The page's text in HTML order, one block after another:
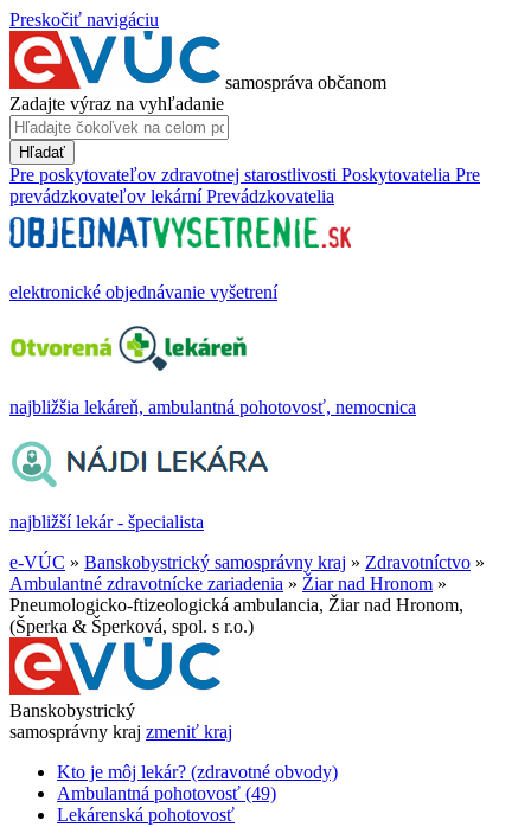
Preskočiť navigáciu
samospráva občanom
Zadajte výraz na vyhľadanie
Hľadať
Pre poskytovateľov zdravotnej starostlivosti Poskytovatelia Pre
prevádzkovateľov lekární Prevádzkovatelia
elektronické objednávanie vyšetrení
najbližšia lekáreň, ambulantná pohotovosť, nemocnica
najbližší lekár - špecialista
e-VÚC » Banskobystrický samosprávny kraj » Zdravotníctvo »
Ambulantné zdravotnícke zariadenia » Žiar nad Hronom »
Pneumologicko-ftizeologická ambulancia, Žiar nad Hronom,
(Šperka & Šperková, spol. s r.o.)
Banskobystrický
samosprávny kraj zmeniť kraj
Kto je môj lekár? (zdravotné obvody)
Ambulantná pohotovosť (49)
Lekárenská pohotovosť